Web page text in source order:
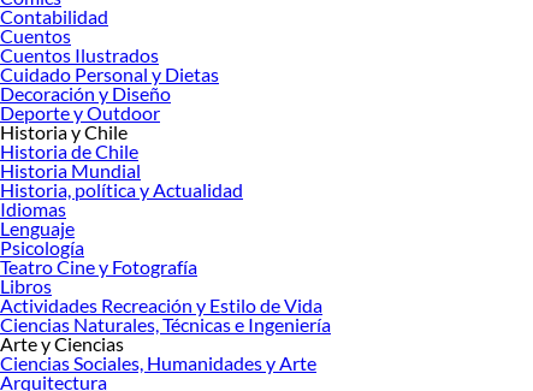
Contabilidad
Cuentos
Cuentos Ilustrados
Cuidado Personal y Dietas
Decoración y Diseño
Deporte y Outdoor
Historia y Chile
Historia de Chile
Historia Mundial
Historia, política y Actualidad
Idiomas
Lenguaje
Psicología
Teatro Cine y Fotografía
Libros
Actividades Recreación y Estilo de Vida
Ciencias Naturales, Técnicas e Ingeniería
Arte y Ciencias
Ciencias Sociales, Humanidades y Arte
Arquitectura